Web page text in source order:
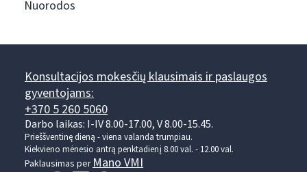
Nuorodos
Konsultacijos mokesčių klausimais ir paslaugos
gyventojams:
+370 5 260 5060
Darbo laikas: I-IV 8.00-17.00, V 8.00-15.45.
Prieššventinę dieną - viena valanda trumpiau.
Kiekvieno mėnesio antrą penktadienį 8.00 val. - 12.00 val.
Paklausimas per Mano VMI